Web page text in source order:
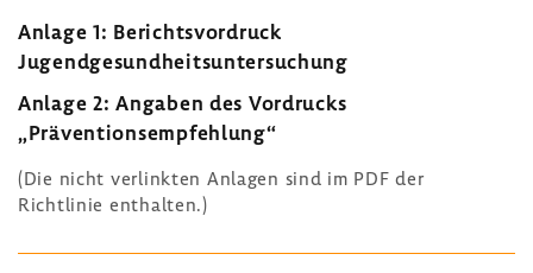
Anlage 1: Berichtsvordruck
Jugendgesundheitsuntersuchung
Anlage 2: Angaben des Vordrucks
„Präventionsempfehlung“
(Die nicht verlinkten Anlagen sind im PDF der
Richtlinie enthalten.)